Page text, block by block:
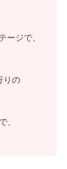
ジで、
りの